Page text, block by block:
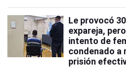
Le provocó
expareja,
intento de
condenado a
prisión